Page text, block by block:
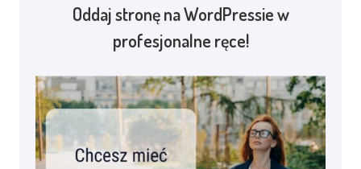
Oddaj stronę na WordPressie w
profesjonalne ręce!